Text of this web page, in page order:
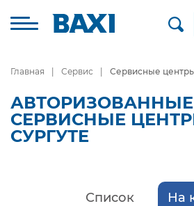
Главная Сервис Сервисные
АВТОРИЗОВАННЫЕ
СЕРВИСНЫЕ
СУРГУТЕ
Список На